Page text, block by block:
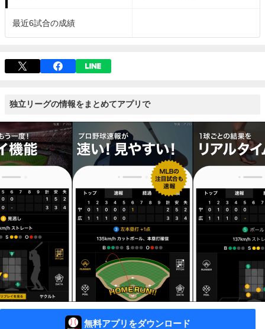
最近6試合の成績
独立リーグの情報をまとめてアプリで
無料アプリをダウンロード